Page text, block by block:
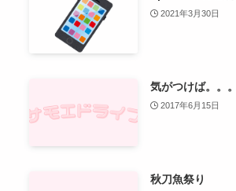
2021年3月30日
気がつけば。。。
2017年6月15日
秋刀魚祭り